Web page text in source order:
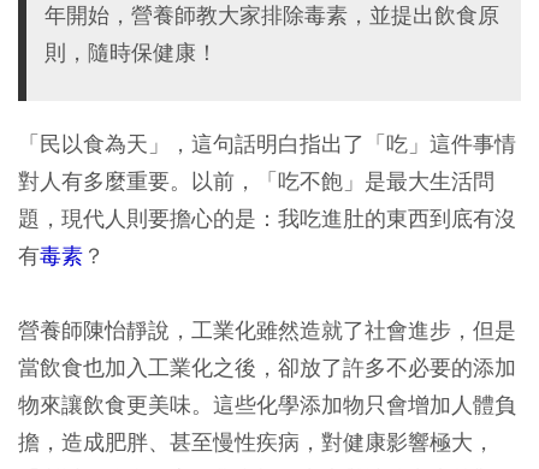
年開始，營養師教大家排除毒素，並提出飲食原
則，隨時保健康！
「民以食為天」，這句話明白指出了「吃」這件事情
對人有多麼重要。以前，「吃不飽」是最大生活問
題，現代人則要擔心的是：我吃進肚的東西到底有沒
有毒素 ？
營養師陳怡靜說，工業化雖然造就了社會進步，但是
當飲食也加入工業化之後，卻放了許多不必要的添加
物來讓飲食更美味。這些化學添加物只會增加人體負
擔，造成肥胖、甚至慢性疾病，對健康影響極大，